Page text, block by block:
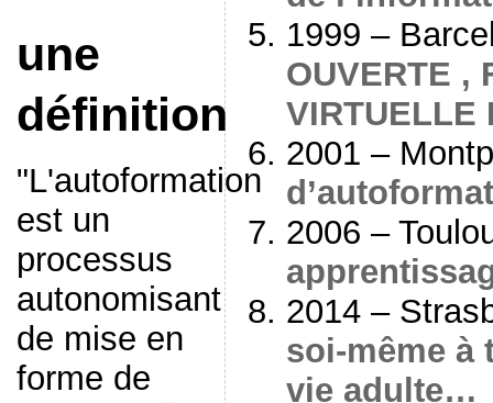
une
définition
"L'autoformation
est un
processus
autonomisant
de mise en
forme de
1999 –
OUVERTE ,
VIRTUELLE
2001 –
2006 –
2014 –
soi-même à
vie adulte…